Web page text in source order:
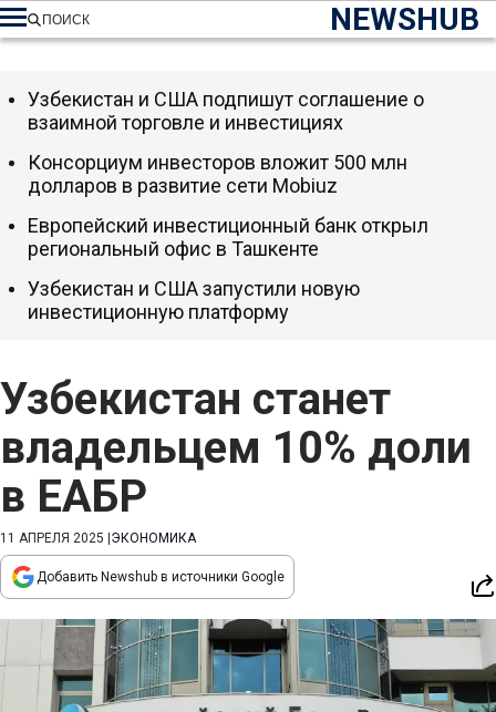
NEWSHUB
ПОИСК
Узбекистан станет
владельцем 10% доли
в ЕАБР
11 АПРЕЛЯ 2025 ЭКОНОМИКА
Добавить Newshub в источники Google
Узбекистан и США подпишут соглашение о
взаимной торговле и инвестициях
Консорциум инвесторов вложит 500 млн
долларов в развитие сети Mobiuz
Европейский инвестиционный банк открыл
региональный офис в Ташкенте
Узбекистан и США запустили новую
инвестиционную платформу